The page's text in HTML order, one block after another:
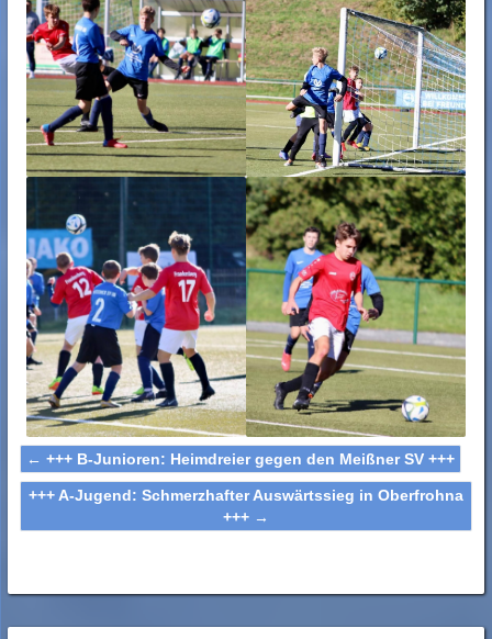
← +++ B-Junioren: Heimdreier gegen den Meißner SV +++
+++ A-Jugend: Schmerzhafter Auswärtssieg in Oberfrohna
+++ →